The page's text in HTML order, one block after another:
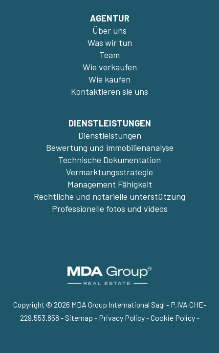
AGENTUR
Über uns
Was wir tun
Team
Wie verkaufen
Wie kaufen
Kontaktieren sie uns
DIENSTLEISTUNGEN
Dienstleistungen
Bewertung und immobilienanalyse
Technische Dokumentation
Vermarktungsstrategie
Management Fähigkeit
Rechtliche und notarielle unterstützung
Professionelle fotos und videos
Copyright © 2026 MDA Group International Sagl - P.IVA CHE-
229.553.858 - Sitemap - Privacy Policy-Cookie Policy-